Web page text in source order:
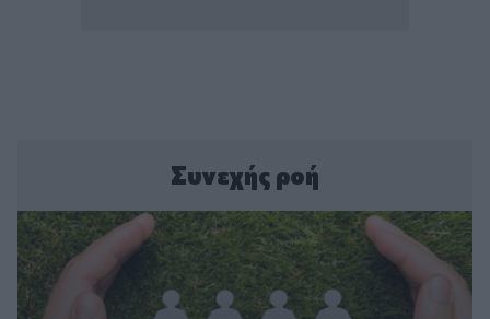
Συνεχής ροή